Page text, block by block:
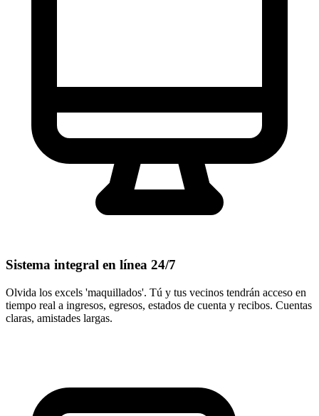
Sistema integral en línea 24/7
Olvida los excels 'maquillados'. Tú y tus vecinos tendrán acceso en
tiempo real a ingresos, egresos, estados de cuenta y recibos. Cuentas
claras, amistades largas.